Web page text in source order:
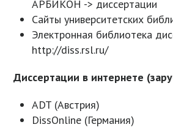
АРБИКОН -> диссертации
Сайты университетских
Электронная библиотека
http://diss.rsl.ru/
Диссертации в интернете
ADT (Австрия)
DissOnline (Германия)